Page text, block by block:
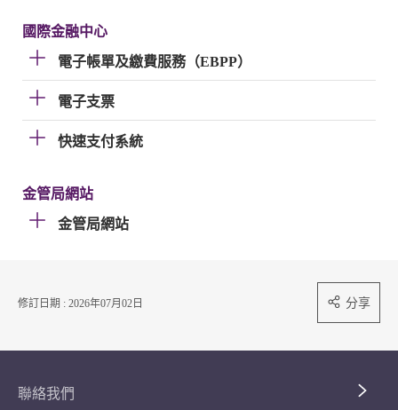
國際金融中心
電子帳單及繳費服務（EBPP）
電子支票
快速支付系統
金管局網站
金管局網站
修訂日期 : 2026年07月02日 分享
聯絡我們